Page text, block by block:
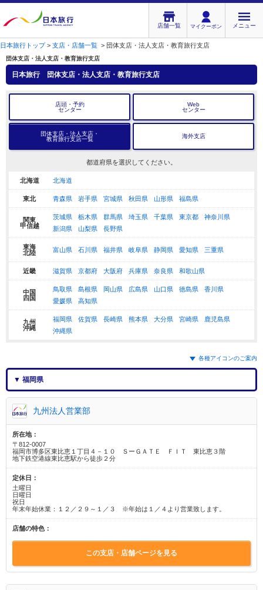
店舗一覧 マイクーポン メニュー
日本旅行トップ> 支店・店舗一覧 > 団体支店・法人支店・教育旅行支店
団体支店・法人支店・教育旅行支店
日本旅行 団体支店・法人支店・教育旅行支店
店頭・予約
センター
Web
センター
団体支店・法人支店・
教育旅行支店一覧
海外支店
都道府県を選択してください。
北海道 北海道
東北 青森県 岩手県 宮城県 秋田県 山形県 福島県
関東
甲信越
茨城県 栃木県 群馬県 埼玉県 千葉県 東京都
神奈川県
新潟県
山梨県 長野県
東海
北陸
富山県 石川県 福井県 岐阜県 静岡県 愛知県 三重県
近畿 滋賀県 京都府 大阪府 兵庫県 奈良県 和歌山県
中国
四国
鳥取県 島根県 岡山県 広島県 山口県 徳島県
香川県
愛媛県
高知県
九州
沖縄
福岡県 佐賀県 長崎県 熊本県 大分県 宮崎県
鹿児島県
沖縄県
各種アイコンのご案内
▼ 福岡県
九州法人営業部
所在地：
〒812-0007
福岡市博多区東比恵１丁目４－１０ ＳーＧＡＴＥ ＦＩＴ 東比恵３階
地下鉄空港線東比恵駅から徒歩２分
定休日：
土曜日
日曜日
祝日
年末年始休業：１２／２９～１／３ ※年始は１／４より営業致します。
店舗の特色：
この支店・店舗ページを見る